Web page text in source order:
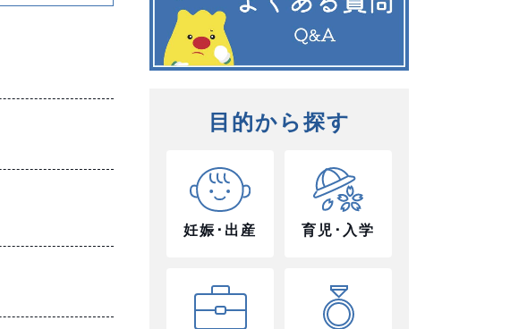
目的から探す
妊娠･出産 育児･入学